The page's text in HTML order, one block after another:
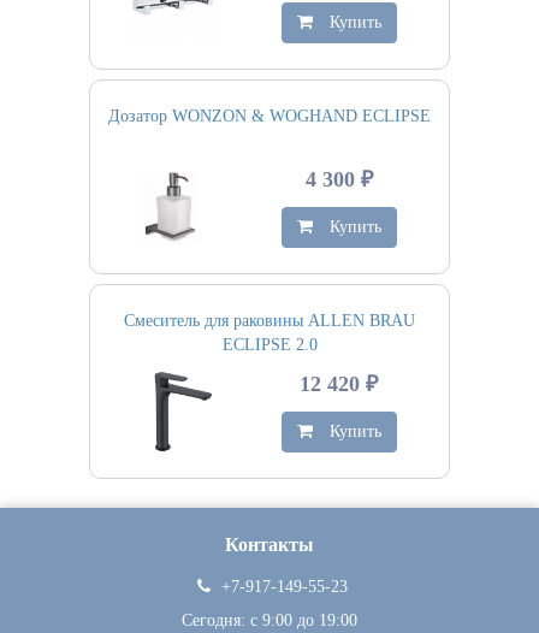
Купить
Дозатор WONZON & WOGHAND ECLIPSE
4 300 ₽
Купить
Смеситель для раковины ALLEN BRAU
ECLIPSE 2.0
12 420 ₽
Купить
Контакты
+7-917-149-55-23
Сегодня: c 9:00 до 19:00